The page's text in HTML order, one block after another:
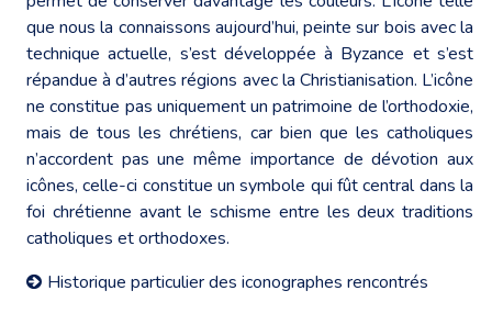
que nous la connaissons aujourd’hui, peinte sur bois avec la
technique actuelle, s’est développée à Byzance et s’est
répandue à d’autres régions avec la Christianisation. L’icône
ne constitue pas uniquement un patrimoine de l’orthodoxie,
mais de tous les chrétiens, car bien que les catholiques
n’accordent pas une même importance de dévotion aux
icônes, celle-ci constitue un symbole qui fût central dans la
foi chrétienne avant le schisme entre les deux traditions
catholiques et orthodoxes.
Historique particulier des iconographes rencontrés